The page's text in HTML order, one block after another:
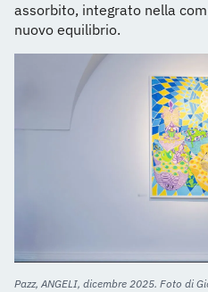
assorbito, integrato nella
nuovo equilibrio.
Pazz, ANGELI, dicembre 2025. Foto di